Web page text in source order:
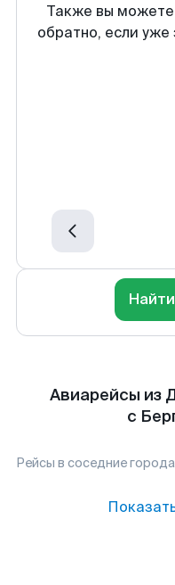
Также вы можете
обратно, если
Авиарейсы из
с
Рейсы в соседние города